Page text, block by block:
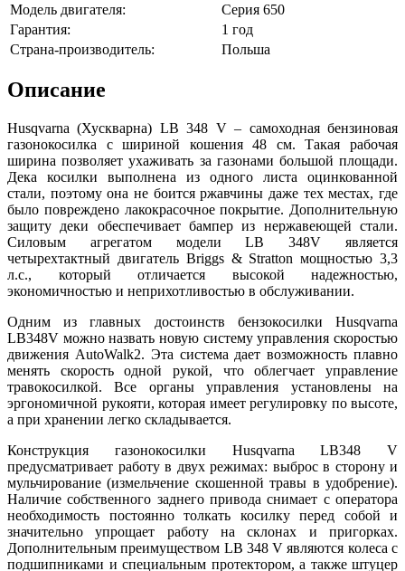
Модель двигателя:
Серия 650
Гарантия:
1 год
Страна-производитель:
Польша
Описание
Husqvarna (Хускварна) LB 348 V – самоходная бензиновая
газонокосилка с шириной кошения 48 см. Такая рабочая
ширина позволяет ухаживать за газонами большой площади.
Дека косилки выполнена из одного листа оцинкованной
стали, поэтому она не боится ржавчины даже тех местах, где
было повреждено лакокрасочное покрытие. Дополнительную
защиту деки обеспечивает бампер из нержавеющей стали.
Силовым агрегатом модели LB 348V является
четырехтактный двигатель Briggs & Stratton мощностью 3,3
л.с., который отличается высокой надежностью,
экономичностью и неприхотливостью в обслуживании.
Одним из главных достоинств бензокосилки Husqvarna
LB348V можно назвать новую систему управления скоростью
движения AutoWalk2. Эта система дает возможность плавно
менять скорость одной рукой, что облегчает управление
травокосилкой. Все органы управления установлены на
эргономичной рукояти, которая имеет регулировку по высоте,
а при хранении легко складывается.
Конструкция газонокосилки Husqvarna LB348 V
предусматривает работу в двух режимах: выброс в сторону и
мульчирование (измельчение скошенной травы в удобрение).
Наличие собственного заднего привода снимает с оператора
необходимость постоянно толкать косилку перед собой и
значительно упрощает работу на склонах и пригорках.
Дополнительным преимуществом LB 348 V являются колеса с
подшипниками и специальным протектором, а также штуцер